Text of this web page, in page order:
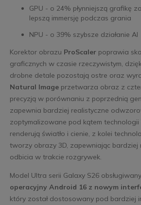
GPU - o 24% płynniejszą grafikę
lepszą immersję podczas grania
NPU - o 39% szybsze działanie AI
Korektor obrazu ProScalerpoprawia
graficznych w czasie rzeczywistym,
drobne detale pozostają ostre oraz
Natural Imageprzetwarza obraz z
precyzją w porównaniu z poprzednią
zapewnia bardziej realistyczne
zoptymalizowane pod kątem technologii
renderują światło i cienie, z kolei
tworzy obrazy 3D, zapewniając bardziej
odbicia w trakcie rozgrywek.
Model Ultra serii Galaxy S26
operacyjny Android 16 z nowym
który został dostosowany pod bardziej